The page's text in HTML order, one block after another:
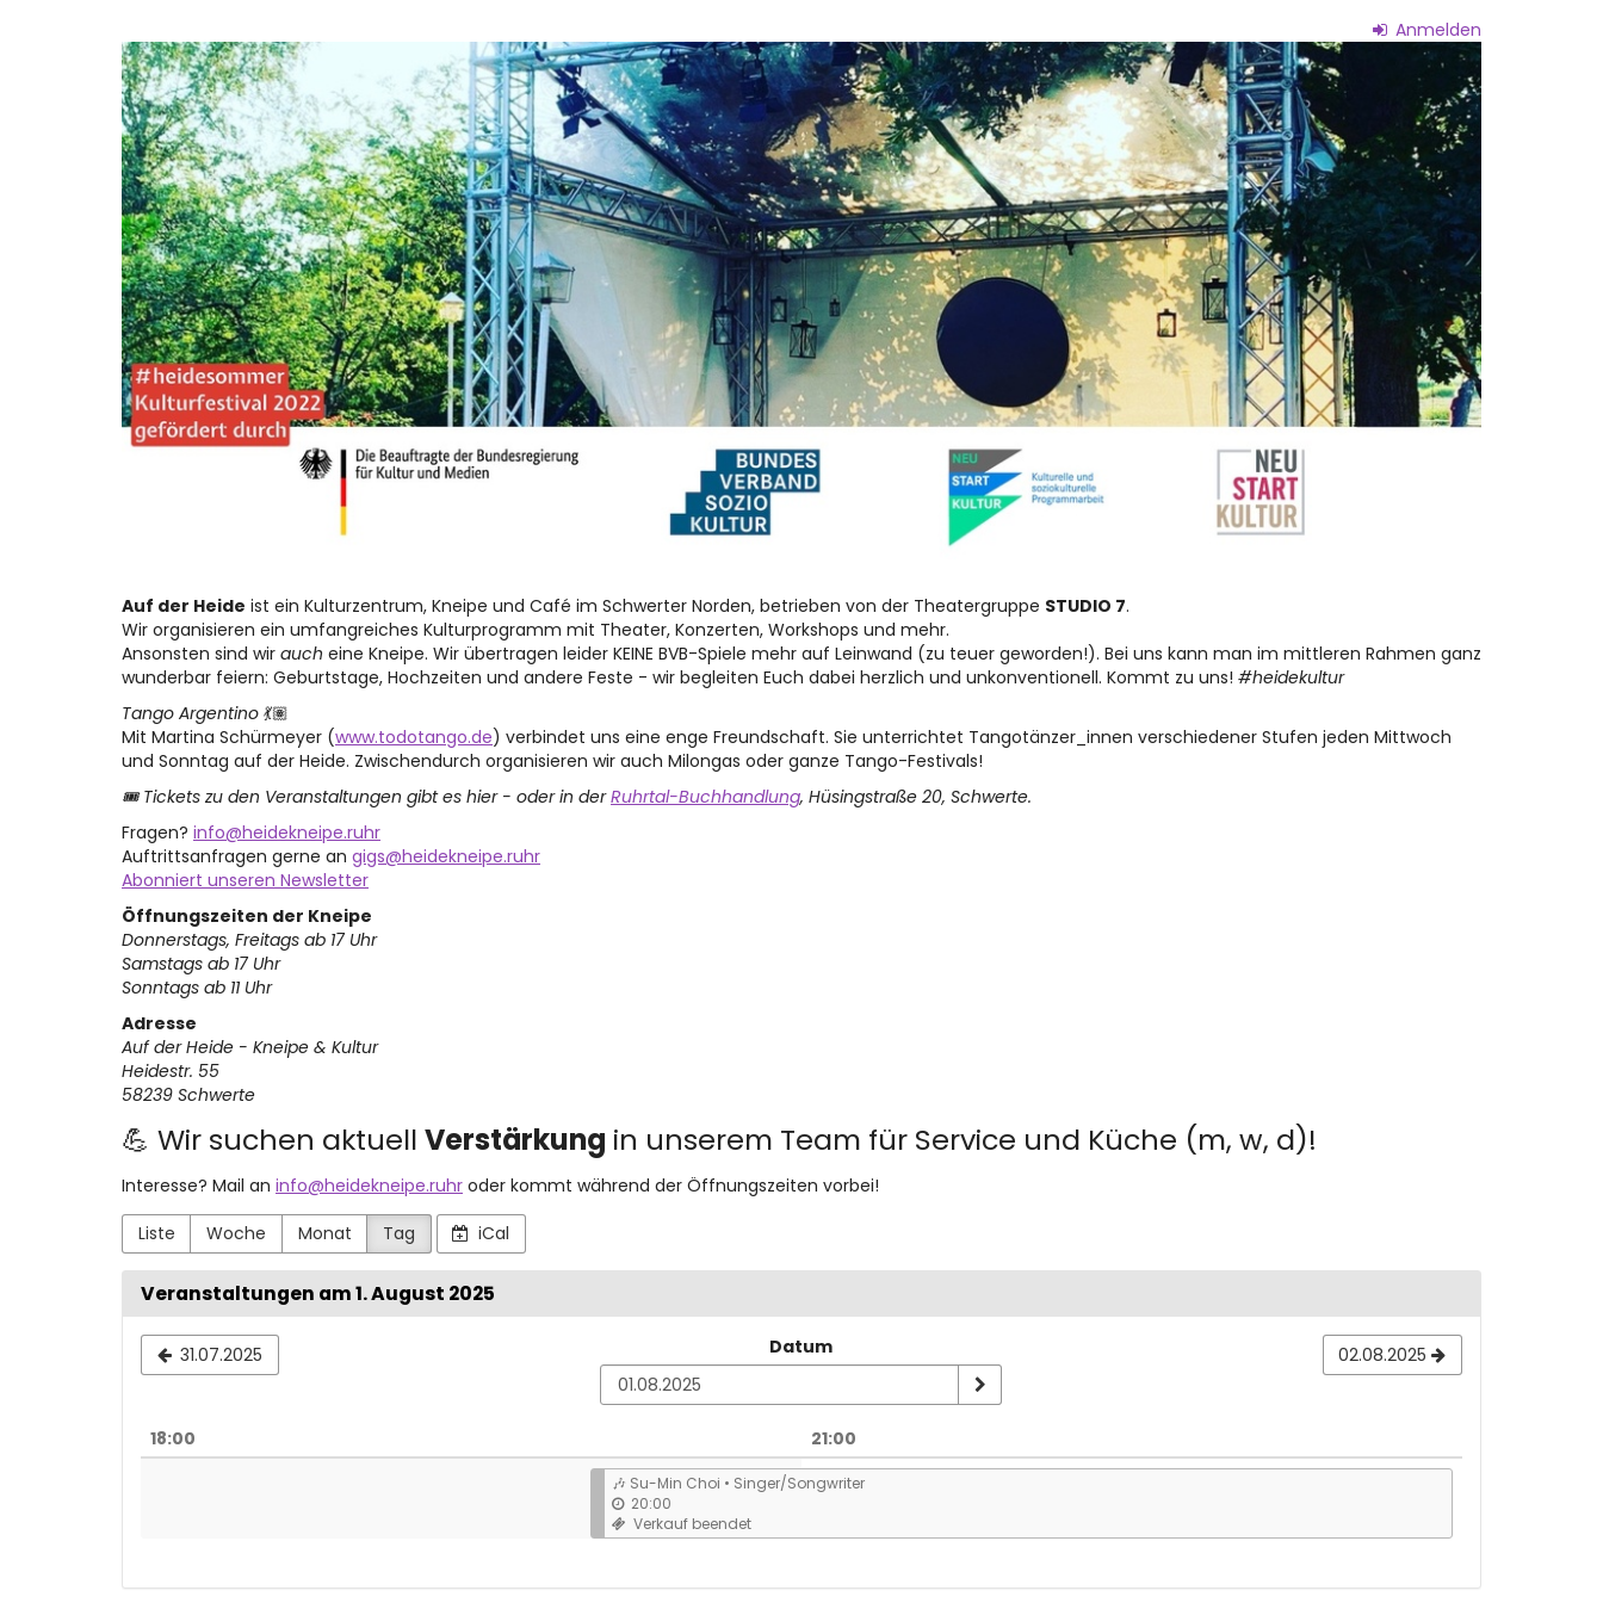
Anmelden
Auf
der
Heide
-
Kneipe
&
Kultur
Auf der Heide ist ein Kulturzentrum, Kneipe und Café im Schwerter Norden, betrieben von der Theatergruppe STUDIO 7.
Wir organisieren ein umfangreiches Kulturprogramm mit Theater, Konzerten, Workshops und mehr.
Ansonsten sind wir auch eine Kneipe. Wir übertragen leider KEINE BVB-Spiele mehr auf Leinwand (zu teuer geworden!). Bei uns kann man im mittleren Rahmen ganz
wunderbar feiern: Geburtstage, Hochzeiten und andere Feste - wir begleiten Euch dabei herzlich und unkonventionell. Kommt zu uns! #heidekultur
Tango Argentino 💃🏽
Mit Martina Schürmeyer (www.todotango.de) verbindet uns eine enge Freundschaft. Sie unterrichtet Tangotänzer_innen verschiedener Stufen jeden Mittwoch
und Sonntag auf der Heide. Zwischendurch organisieren wir auch Milongas oder ganze Tango-Festivals!
🎟 Tickets zu den Veranstaltungen gibt es hier - oder in derRuhrtal-Buchhandlung, Hüsingstraße 20, Schwerte.
Fragen? info@heidekneipe.ruhr
Auftrittsanfragen gerne an gigs@heidekneipe.ruhr
Abonniert unseren Newsletter
Öffnungszeiten der Kneipe
Donnerstags, Freitags ab 17 Uhr
Samstags ab 17 Uhr
Sonntags ab 11 Uhr
Adresse
Auf der Heide - Kneipe & Kultur
Heidestr. 55
58239 Schwerte
💪 Wir suchen aktuell Verstärkung in unserem Team für Service und Küche (m, w, d)!
Interesse? Mail an info@heidekneipe.ruhr oder kommt während der Öffnungszeiten vorbei!
Liste Woche Monat Tag iCal
Veranstaltungen am 1. August 2025
31.07.2025
auswählen
Datum 02.08.2025
18:00 21:00
🎶 Su-Min Choi • Singer/Songwriter
20:00
Verkauf beendet